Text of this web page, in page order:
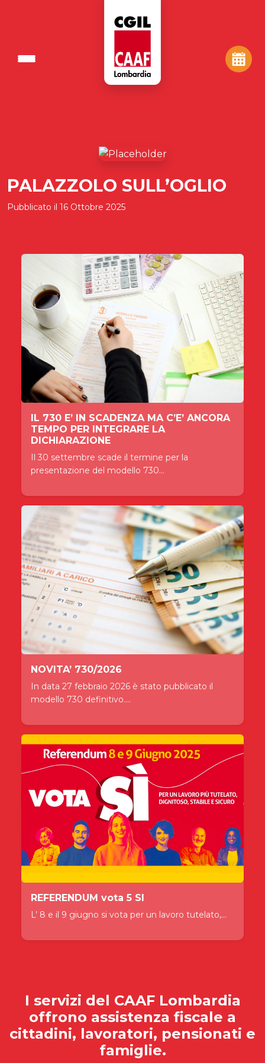
PALAZZOLO SULL’OGLIO
Pubblicato il 16 Ottobre 2025
IL 730 E’ IN SCADENZA MA C’E’ ANCORA
TEMPO PER INTEGRARE LA
DICHIARAZIONE
Il 30 settembre scade il termine per la
presentazione del modello 730...
NOVITA’ 730/2026
In data 27 febbraio 2026 è stato pubblicato il
modello 730 definitivo....
REFERENDUM vota 5 SI
L’ 8 e il 9 giugno si vota per un lavoro tutelato,...
I servizi del CAAF Lombardia
offrono assistenza fiscale a
cittadini, lavoratori, pensionati e
famiglie.